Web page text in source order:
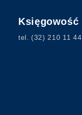
Księgowość
tel. (32) 210 11 44